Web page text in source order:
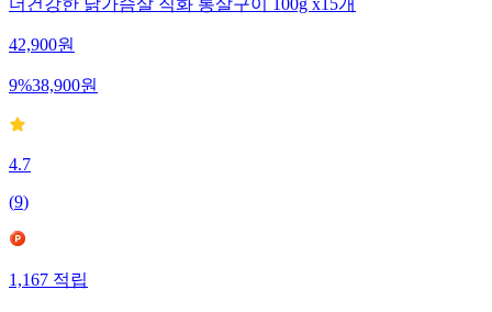
더건강한 닭가슴살 직화 통살구이 100g x15개
42,900원
9%38,900원
4.7
(9)
1,167적립